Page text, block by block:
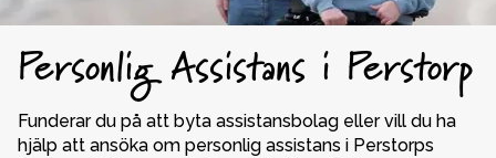
Personlig Assistans i Perstorp
Funderar du på att byta assistansbolag eller vill du ha
hjälp att ansöka om personlig assistans i Perstorps